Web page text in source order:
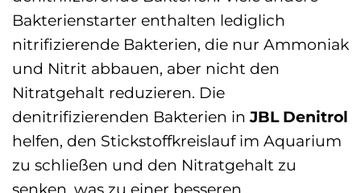
Bakterienstarter enthalten lediglich
nitrifizierende Bakterien, die nur Ammoniak
und Nitrit abbauen, aber nicht den
Nitratgehalt reduzieren. Die
denitrifizierenden Bakterien inJBL Denitrol
helfen, den Stickstoffkreislauf im Aquarium
zu schließen und den Nitratgehalt zu